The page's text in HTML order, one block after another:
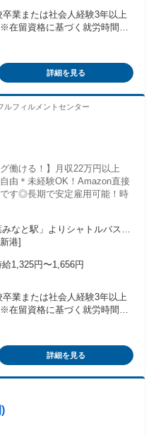
細はきちんとお
夜手当込
業または社会人経験3年以上
在留資格に基づく就労時間・
ップが可能な企業で働きたい
働きたい ＊倉庫内作業・軽作
どの軽作業経験がある方も
の経験がある方も働いてい
詳細を見る
ルフィルメントセンター
グ働ける！】月収22万円以上
由＊未経験OK！Amazon直接
す◎長期で安定雇用可能！時
なと駅」よりシャトルバス約
」よりシャトルバス約20～30
港]
1,325円〜1,656円
業または社会人経験3年以上
在留資格に基づく就労時間・
で倉庫内作業の経験がある方
などの倉庫内作業の経験があ
場での製造
働いています。
詳細を見る